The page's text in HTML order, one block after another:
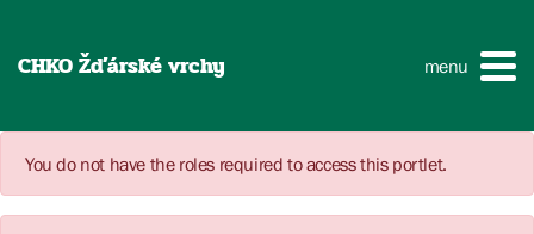
CHKO Žďárské vrchy menu
You do not have the roles required to access this portlet.